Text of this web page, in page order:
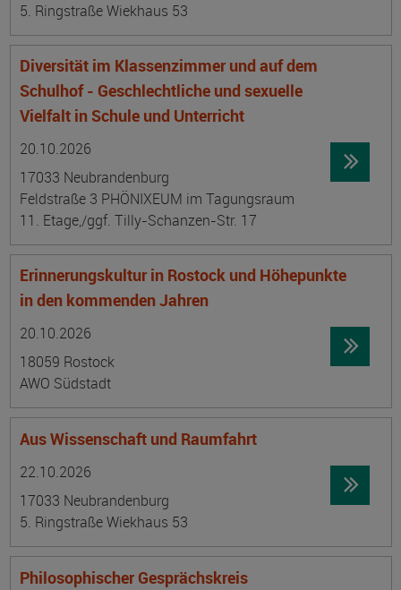
5. Ringstraße Wiekhaus 53
Diversität im Klassenzimmer und auf dem
Schulhof - Geschlechtliche und sexuelle
Vielfalt in Schule und Unterricht
20.10.2026
17033 Neubrandenburg
Feldstraße 3 PHÖNIXEUM im Tagungsraum
11. Etage,/ggf. Tilly-Schanzen-Str. 17
Erinnerungskultur in Rostock und Höhepunkte
in den kommenden Jahren
20.10.2026
18059 Rostock
AWO Südstadt
Aus Wissenschaft und Raumfahrt
22.10.2026
17033 Neubrandenburg
5. Ringstraße Wiekhaus 53
Philosophischer Gesprächskreis